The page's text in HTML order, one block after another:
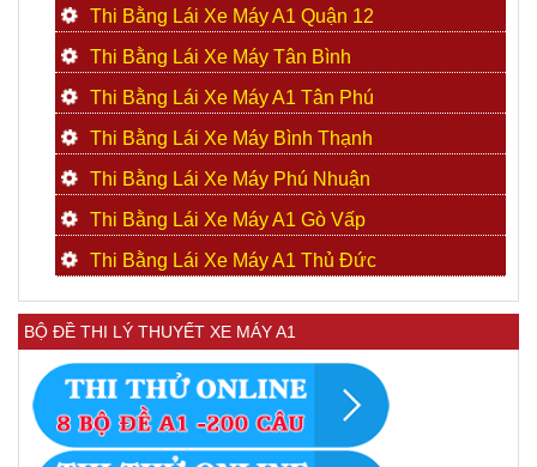
Thi Bằng Lái Xe Máy A1 Quận 12
Thi Bằng Lái Xe Máy Tân Bình
Thi Bằng Lái Xe Máy A1 Tân Phú
Thi Bằng Lái Xe Máy Bình Thạnh
Thi Bằng Lái Xe Máy Phú Nhuận
Thi Bằng Lái Xe Máy A1 Gò Vấp
Thi Bằng Lái Xe Máy A1 Thủ Đức
BỘ ĐỀ THI LÝ THUYẾT XE MÁY A1